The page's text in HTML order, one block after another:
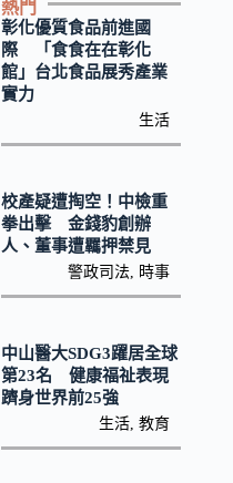
熱門
彰化優質食品前進國
際 「食食在在彰化
館」台北食品展秀產業
實力
生活
校產疑遭掏空！中檢重
拳出擊 金錢豹創辦
人、董事遭羈押禁見
警政司法 時事
中山醫大SDG3躍居全球
第23名 健康福祉表現
躋身世界前25強
生活 ,教育